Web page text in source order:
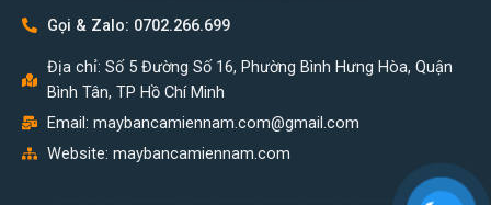
Gọi & Zalo: 0702.266.699
Địa chỉ: Số 5 Đường Số 16, Phường Bình Hưng Hòa, Quận
Bình Tân, TP Hồ Chí Minh
Email: maybancamiennam.com@gmail.com
Website: maybancamiennam.com